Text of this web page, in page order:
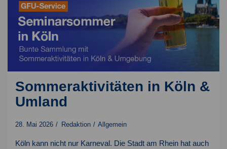
Sommeraktivitäten in Köln &
Umland
28. Mai 2026 Redaktion Allgemein
Köln kann nicht nur Karneval. Die Stadt am Rhein hat auch